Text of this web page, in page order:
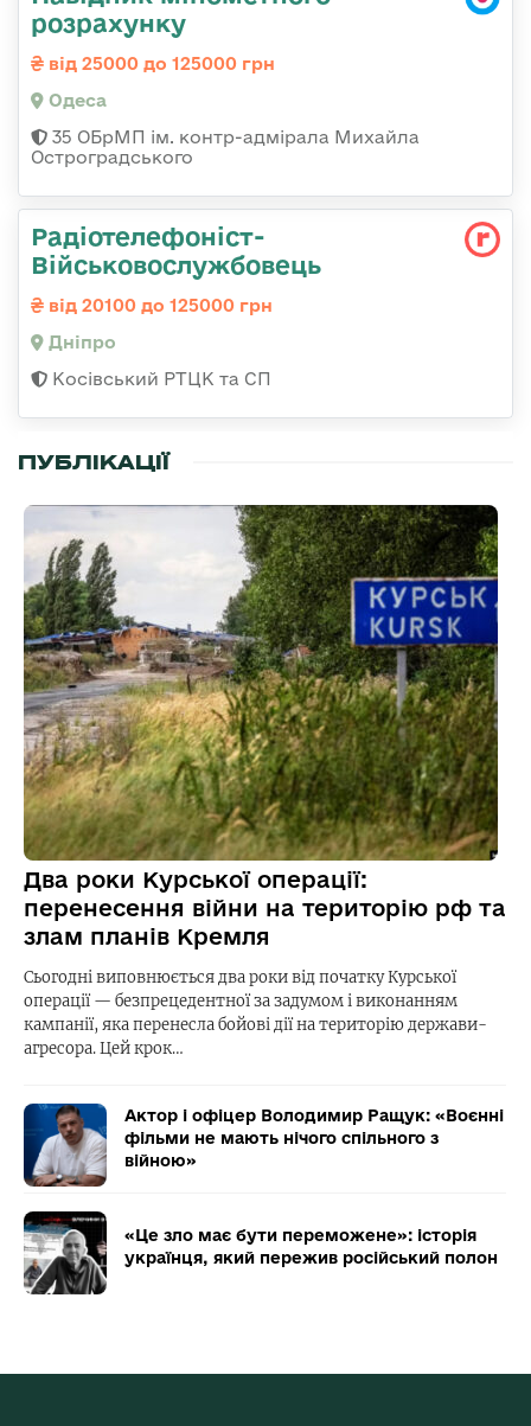
розрахунку
від 25000 до 125000 грн
Одеса
35 ОБрМП ім. контр-адмірала Михайла
Остроградського
Радіотелефоніст-
Військовослужбовець
від 20100 до 125000 грн
Дніпро
Косівський РТЦК та СП
ПУБЛІКАЦІЇ
Два роки Курської операції:
перенесення війни на територію рф та
злам планів Кремля
Сьогодні виповнюється два роки від початку Курської
операції — безпрецедентної за задумом і виконанням
кампанії, яка перенесла бойові дії на територію держави-
агресора. Цей крок…
Актор і офіцер Володимир Ращук: «Воєнні
фільми не мають нічого спільного з
війною»
«Це зло має бути переможене»: історія
українця, який пережив російський полон